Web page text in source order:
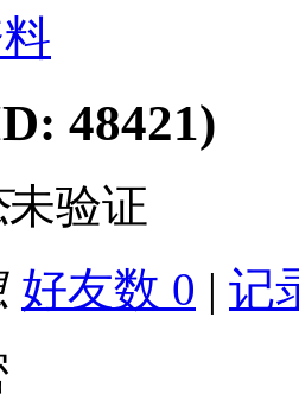
48421)
未验证
好友数 0 | 记